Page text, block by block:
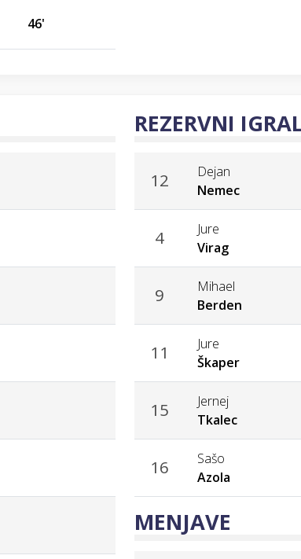
46'
REZERVNI
12
Dejan
Nemec
4
Jure
Virag
9
Mihael
Berden
11
Jure
Škaper
15
Jernej
Tkalec
16
Sašo
Azola
MENJAVE